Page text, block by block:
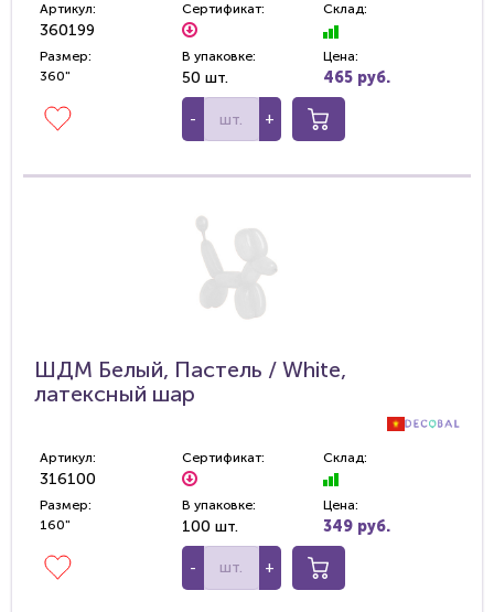
Артикул:
360199
Сертификат: Склад:
Размер:
360"
В упаковке:
50 шт.
Цена:
465 руб.
- +
ШДМ Белый, Пастель / White,
латексный шар
Артикул:
316100
Сертификат: Склад:
Размер:
160"
В упаковке:
100 шт.
Цена:
349 руб.
- +